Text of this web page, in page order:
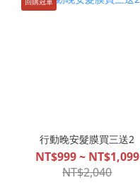
行動晚安髮膜買三送2
NT$999 ~ NT$1,099
NT$2,040